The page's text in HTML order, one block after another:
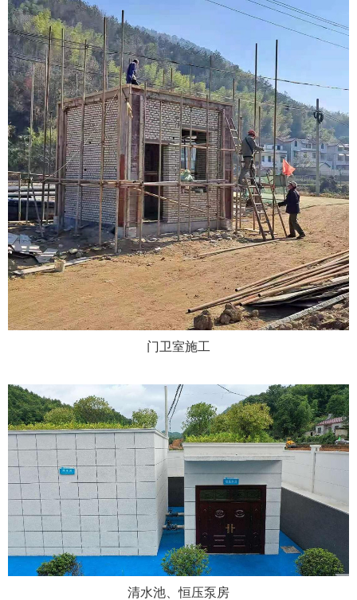
门卫室施工
清水池、恒压泵房